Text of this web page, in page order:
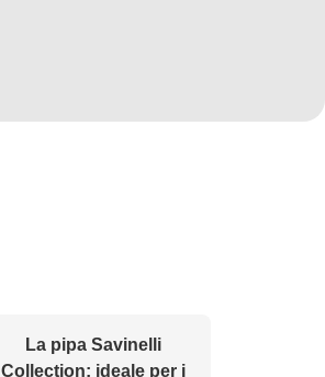
La pipa Savinelli
Collection: ideale per i